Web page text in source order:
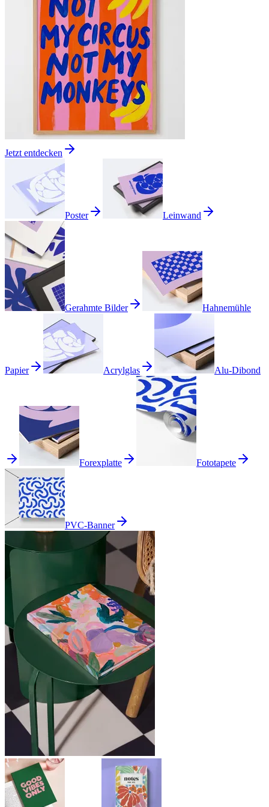
Jetzt entdecken
Poster Leinwand
Gerahmte Bilder Hahnemühle
Papier Acrylglas Alu-Dibond
Forexplatte Fototapete
PVC-Banner